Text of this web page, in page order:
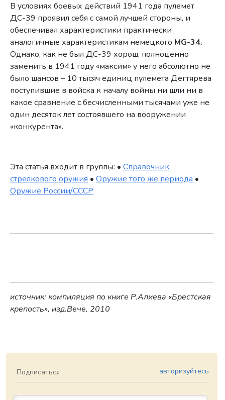
В условиях боевых действий 1941 года пулемет
ДС-39 проявил себя с самой лучшей стороны, и
обеспечивал характеристики практически
аналогичные характеристикам немецкого MG-34.
Однако, как не был ДС-39 хорош, полноценно
заменить в 1941 году «максим» у него абсолютно не
было шансов – 10 тысяч единиц пулемета Дегтярева
поступившие в войска к началу войны ни шли ни в
какое сравнение с бесчисленными тысячами уже не
один десяток лет состоявшего на вооружении
«конкурента».
Эта статья входит в группы: •Справочник
стрелкового оружия •Оружие того же периода •
Оружие России/СССР
источник: компиляция по книге Р.Алиева «Брестская
крепость», изд.Вече, 2010
Подписаться авторизуйтесь